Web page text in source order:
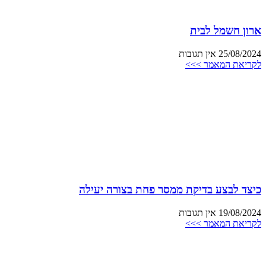
ארון חשמל לבית
25/08/2024 אין תגובות
לקריאת המאמר >>>
כיצד לבצע בדיקת ממסר פחת בצורה יעילה
19/08/2024 אין תגובות
לקריאת המאמר >>>